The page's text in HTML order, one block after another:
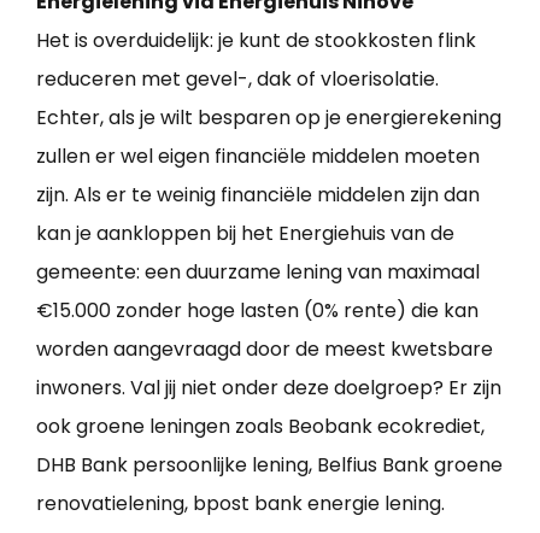
Het is overduidelijk: je kunt de stookkosten flink
reduceren met gevel-, dak of vloerisolatie.
Echter, als je wilt besparen op je energierekening
zullen er wel eigen financiële middelen moeten
zijn. Als er te weinig financiële middelen zijn dan
kan je aankloppen bij het Energiehuis van de
gemeente: een duurzame lening van maximaal
€15.000 zonder hoge lasten (0% rente) die kan
worden aangevraagd door de meest kwetsbare
inwoners. Val jij niet onder deze doelgroep? Er zijn
ook groene leningen zoals Beobank ecokrediet,
DHB Bank persoonlijke lening, Belfius Bank groene
renovatielening, bpost bank energie lening.